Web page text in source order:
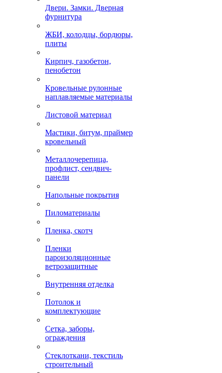
Двери. Замки. Дверная
фурнитура
ЖБИ, колодцы, бордюры,
плиты
Кирпич, газобетон,
пенобетон
Кровельные рулонные
наплавляемые материалы
Листовой материал
Мастики, битум, праймер
кровельный
Металлочерепица,
профлист, сендвич-
панели
Напольные покрытия
Пиломатериалы
Пленка, скотч
Пленки
пароизоляционные
ветрозащитные
Внутренняя отделка
Потолок и
комплектующие
Сетка, заборы,
ограждения
Стеклоткани, текстиль
строительный